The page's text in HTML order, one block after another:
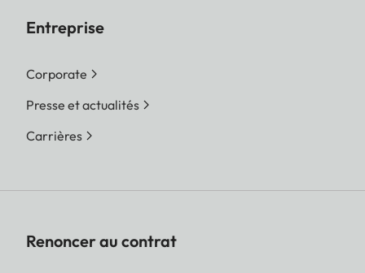
Entreprise
Corporate
Presse et actualités
Carrières
Renoncer au contrat